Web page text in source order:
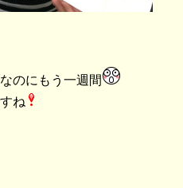
のにもう一週間
ね